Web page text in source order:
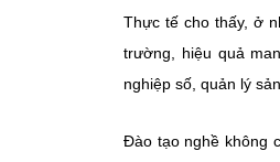
Thực tế cho thấy, ở
trường, hiệu quả
nghiệp số, quản lý
Đào tạo nghề không